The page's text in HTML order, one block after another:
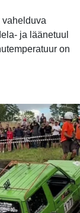
vahelduva
ja läänetuul
on